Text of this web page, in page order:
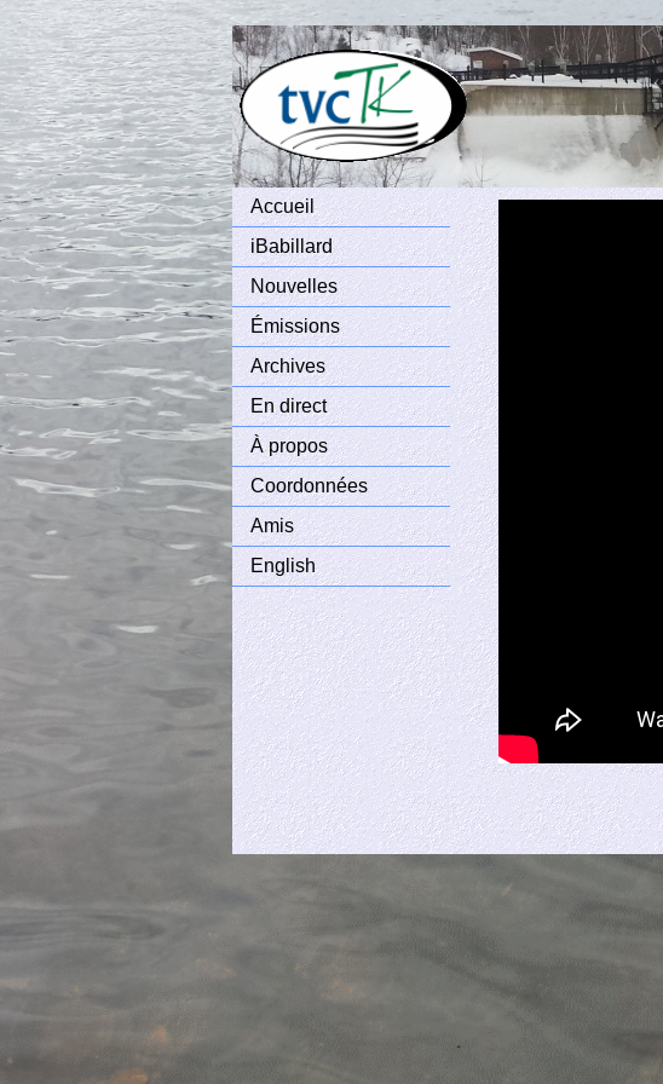
Accueil
iBabillard
Nouvelles
Émissions
Archives
En direct
À propos
Coordonnées
Amis
English